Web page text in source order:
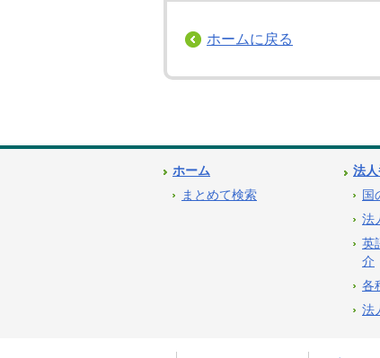
ホームに戻る
ホーム
まとめて検索
法
国
法
英
介
各
法